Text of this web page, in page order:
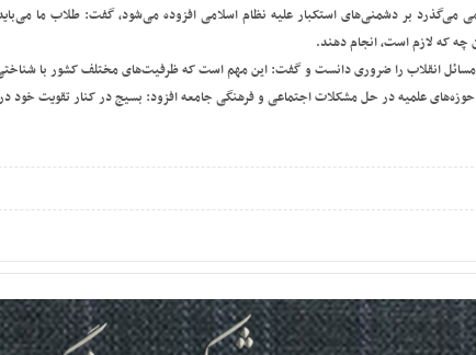
می‌گذرد بر دشمنی‌های استکبار علیه نظام اسلامی افزوده می‌شود، گفت: طلاب ما
چه که لازم است، انجام دهند.
انقلاب را ضروری دانست و گفت: این مهم است که ظرفیت‌های مختلف کشور با
حوزه‌های علمیه در حل مشکلات اجتماعی و فرهنگی جامعه افزود: بسیج در کنار تقویت خود